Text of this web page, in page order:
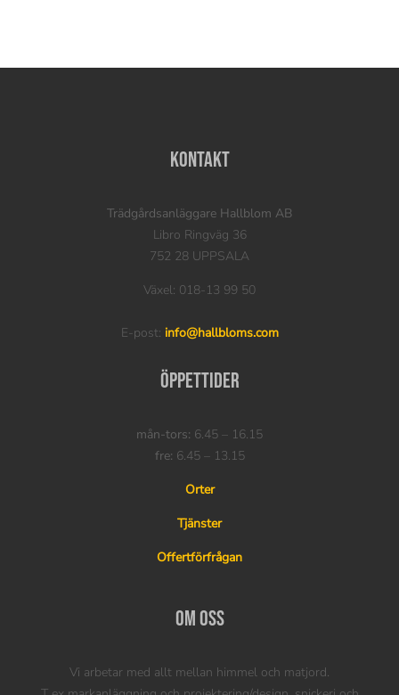
Kontakt
Trädgårdsanläggare Hallblom AB
Libro Ringväg 36
752 28 UPPSALA
Växel: 018-13 99 50
E-post: info@hallbloms.com
Öppettider
mån-tors: 6.45 – 16.15
fre: 6.45 – 13.15
Orter
Tjänster
Offertförfrågan
Om oss
Vi arbetar med allt mellan himmel och matjord.